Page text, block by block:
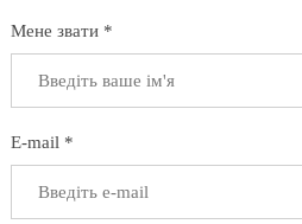
Мене звати *
E-mail *